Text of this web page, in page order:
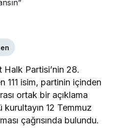
Halk Partisi’nin 28.
111 isim, partinin içinden
ortak bir açıklama
12 Temmuz
çağrısında bulundu.